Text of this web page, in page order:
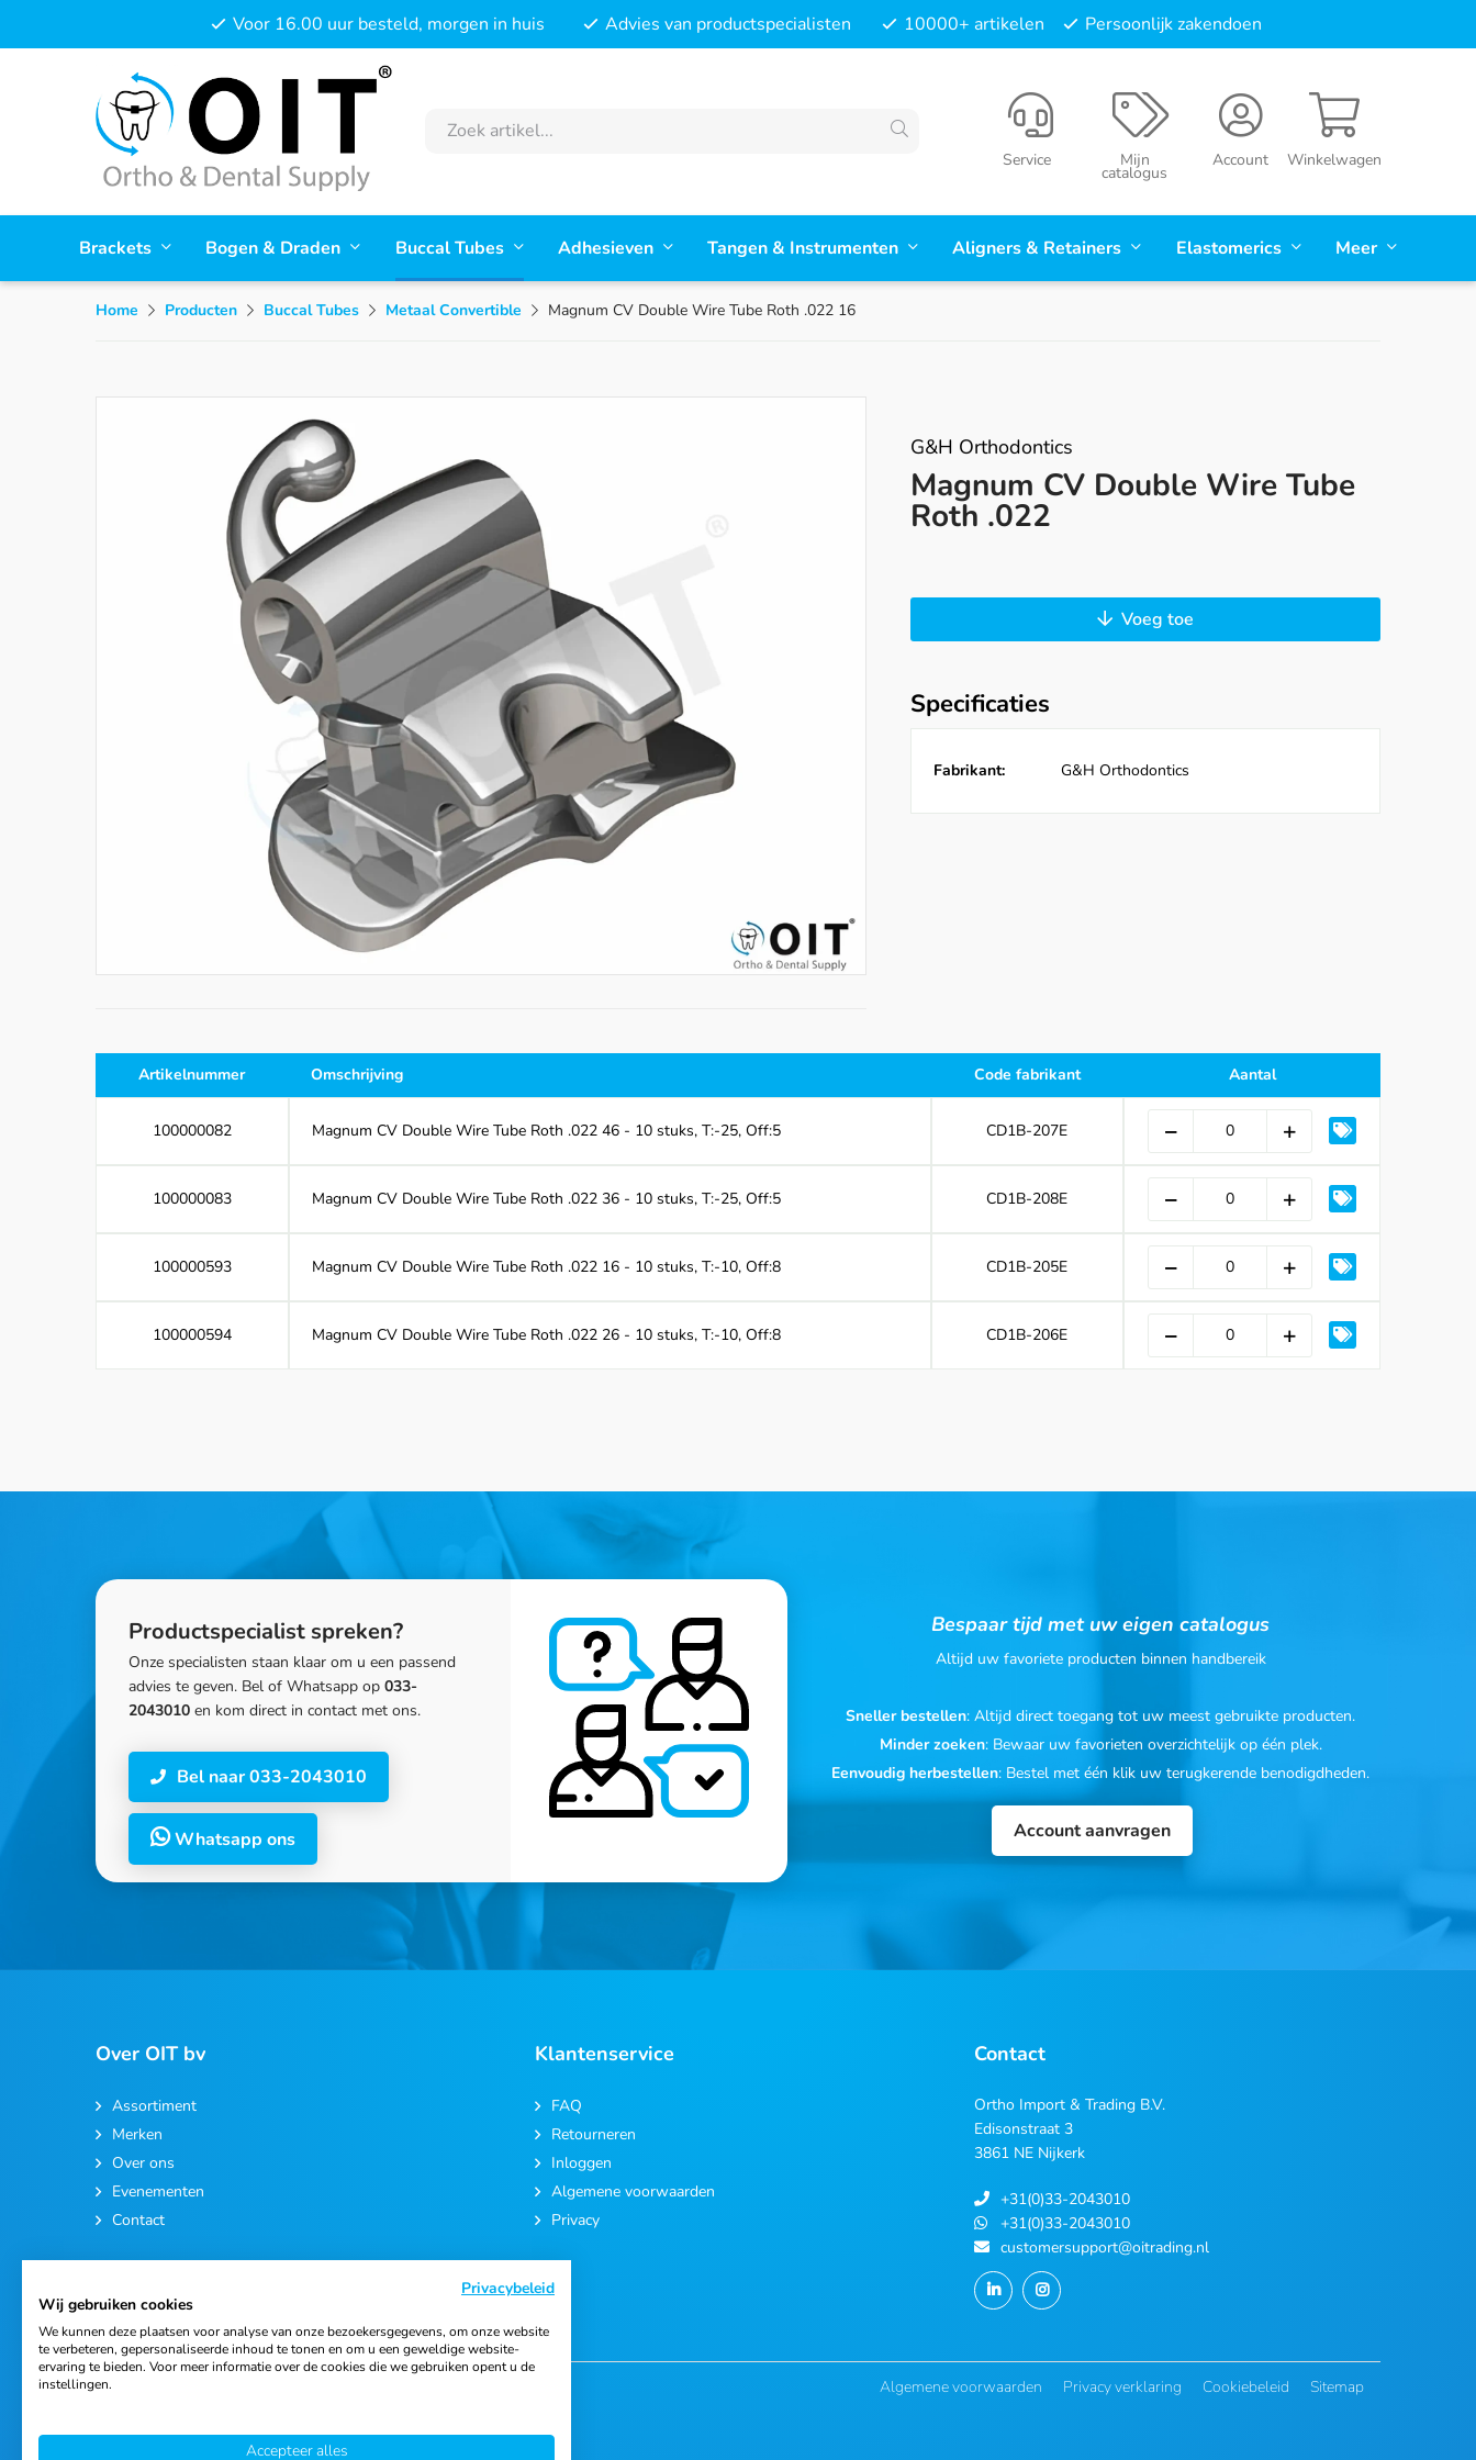
Voor 16.00 uur besteld, morgen in huis Advies van productspecialisten 10000+ artikelen Persoonlijk zakendoen
Winkelwagen
Account
Mijn
catalogus
Service
Brackets Bogen & Draden Buccal Tubes Adhesieven Tangen & Instrumenten Aligners & Retainers Elastomerics Meer
Home Producten Buccal Tubes Metaal Convertible Magnum CV Double Wire Tube Roth .022 16
G&H Orthodontics
Magnum CV Double Wire Tube
Roth .022
Voeg toe
Specificaties
Fabrikant: G&H Orthodontics
Artikelnummer Omschrijving Code fabrikant Aantal
100000082 Magnum CV Double Wire Tube Roth .022 46 - 10 stuks, T:-25, Off:5 CD1B-207E
100000083 Magnum CV Double Wire Tube Roth .022 36 - 10 stuks, T:-25, Off:5 CD1B-208E
100000593 Magnum CV Double Wire Tube Roth .022 16 - 10 stuks, T:-10, Off:8 CD1B-205E
100000594 Magnum CV Double Wire Tube Roth .022 26 - 10 stuks, T:-10, Off:8 CD1B-206E
Productspecialist spreken?
Onze specialisten staan klaar om u een passend
advies te geven. Bel of Whatsapp op 033-
2043010 en kom direct in contact met ons.
Bel naar 033-2043010
Whatsapp ons
Bespaar tijd met uw eigen catalogus
Altijd uw favoriete producten binnen handbereik
Sneller bestellen: Altijd direct toegang tot uw meest gebruikte producten.
Minder zoeken: Bewaar uw favorieten overzichtelijk op één plek.
Eenvoudig herbestellen: Bestel met één klik uw terugkerende benodigdheden.
Account aanvragen
Over OIT bv
Assortiment
Merken
Over ons
Evenementen
Contact
Klantenservice
FAQ
Retourneren
Inloggen
Algemene voorwaarden
Privacy
Contact
Ortho Import & Trading B.V.
Edisonstraat 3
3861 NE Nijkerk
+31(0)33-2043010
+31(0)33-2043010
customersupport@oitrading.nl
© 2026 Ortho Import & Trading B.V. Algemene voorwaarden Privacy verklaring Cookiebeleid Sitemap
Privacybeleid
Wij gebruiken cookies
We kunnen deze plaatsen voor analyse van onze bezoekersgegevens, om onze website
te verbeteren, gepersonaliseerde inhoud te tonen en om u een geweldige website-
ervaring te bieden. Voor meer informatie over de cookies die we gebruiken opent u de
instellingen.
Accepteer alles